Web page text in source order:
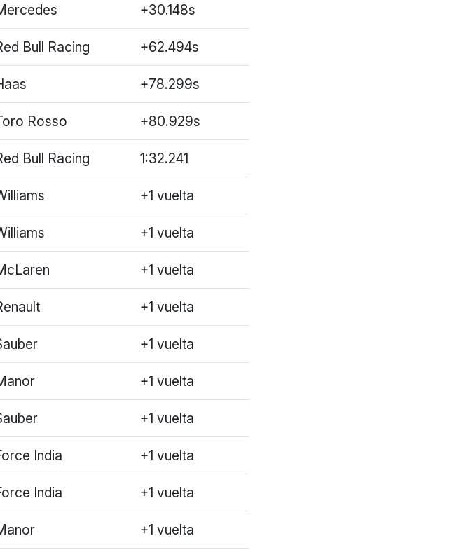
+30.148s
Bull Racing +62.494s
+78.299s
Rosso +80.929s
Bull Racing 1:32.241
+1 vuelta
+1 vuelta
+1 vuelta
+1 vuelta
+1 vuelta
+1 vuelta
+1 vuelta
India +1 vuelta
India +1 vuelta
+1 vuelta